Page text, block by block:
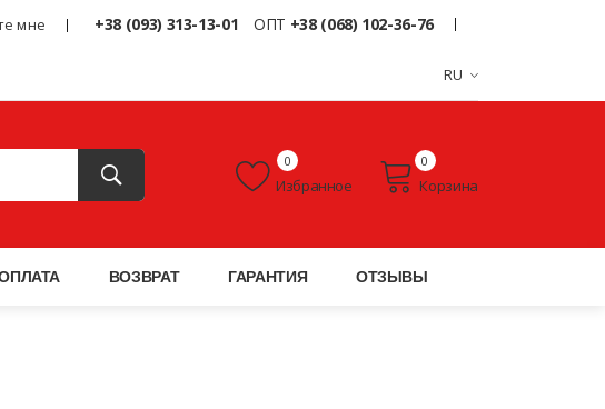
мне +38 (093) 313-13-01 ОПТ +38 (068) 102-36-76
RU
МАГАЗИН
Избранное
0
Корзина
0
ВОЗВРАТ ГАРАНТИЯ ОТЗЫВЫ